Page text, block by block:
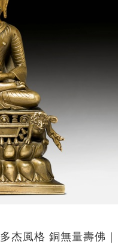
杰風格 銅無量壽佛｜